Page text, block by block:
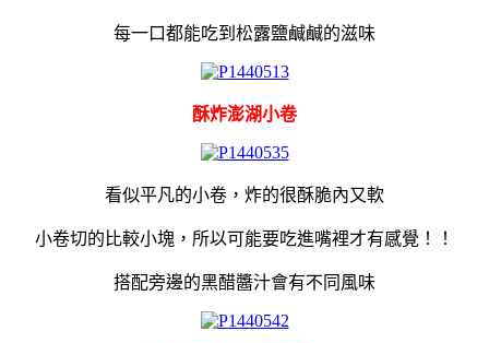
每一口都能吃到松露鹽鹹鹹的滋味
酥炸澎湖小卷
看似平凡的小卷，炸的很酥脆內又軟
小卷切的比較小塊，所以可能要吃進嘴裡才有感覺！！
搭配旁邊的黑醋醬汁會有不同風味